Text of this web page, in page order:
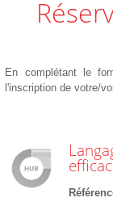
Réservation : inscrire des
En complétant le
l'inscription de votre/